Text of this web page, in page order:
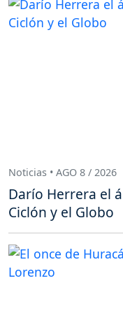
Noticias • AGO 8 / 2026
Darío Herrera el
Ciclón y el Globo